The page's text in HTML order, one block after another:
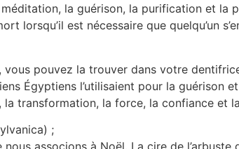
la guérison, la purification et la
lorsqu’il est nécessaire que quelqu’un
pouvez la trouver dans votre
Égyptiens l’utilisaient pour la guérison
transformation, la force, la confiance et
;